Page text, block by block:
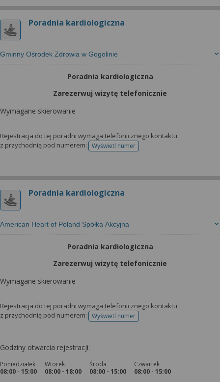
Poradnia kardiologiczna
Gminny Ośrodek Zdrowia w Gogolinie
Poradnia kardiologiczna
Zarezerwuj wizytę telefonicznie
Wymagane skierowanie
Rejestracja do tej poradni wymaga telefonicznego kontaktu
z przychodnią pod numerem:
Wyświetl numertelefonu do rejestracji
Poradnia kardiologiczna
American Heart of Poland Spółka Akcyjna
Poradnia kardiologiczna
Zarezerwuj wizytę telefonicznie
Wymagane skierowanie
Rejestracja do tej poradni wymaga telefonicznego kontaktu
z przychodnią pod numerem:
Wyświetl numertelefonu do rejestracji
Godziny otwarcia rejestracji:
Poniedziałek
08:00 - 15:00
Wtorek
08:00 - 18:00
Środa
08:00 - 15:00
Czwartek
08:00 - 15:00
możesz też wycofać zgodę na przetwarzanie Twoich
danych tylko w niektórych celach. Jeżeli chcesz
dowiedzieć się więcej lub chcesz przeprowadzić
za pomocą „Ustawień zaawansowanych”.
Więcej informacji na temat wykorzystywania
znajdziesz w Regulaminie Serwisu.